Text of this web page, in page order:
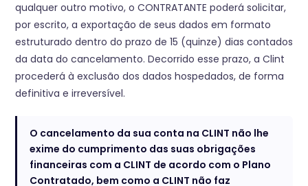
qualquer outro motivo, o CONTRATANTE poderá solicitar,
por escrito, a exportação de seus dados em formato
estruturado dentro do prazo de 15 (quinze) dias contados
da data do cancelamento. Decorrido esse prazo, a Clint
procederá à exclusão dos dados hospedados, de forma
definitiva e irreversível.
O cancelamento da sua conta na CLINT não lhe
exime do cumprimento das suas obrigações
financeiras com a CLINT de acordo com o Plano
Contratado, bem como a CLINT não faz